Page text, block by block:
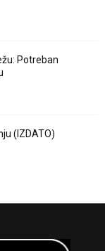
Potreban
(IZDATO)